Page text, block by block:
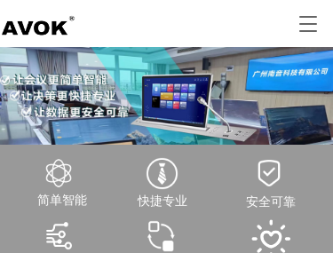
T
g
g
l
e
n
a
简单智能 快捷专业 安全可靠